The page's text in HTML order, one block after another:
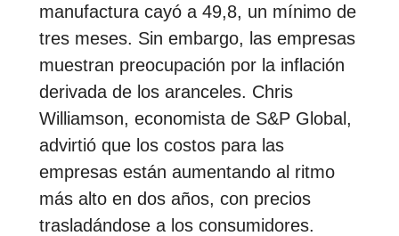
manufactura cayó a 49,8, un mínimo de
tres meses. Sin embargo, las empresas
muestran preocupación por la inflación
derivada de los aranceles. Chris
Williamson, economista de S&P Global,
advirtió que los costos para las
empresas están aumentando al ritmo
más alto en dos años, con precios
trasladándose a los consumidores.